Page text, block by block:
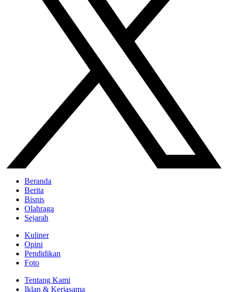
Beranda
Berita
Bisnis
Olahraga
Sejarah
Kuliner
Opini
Pendidikan
Foto
Tentang Kami
Iklan & Kerjasama